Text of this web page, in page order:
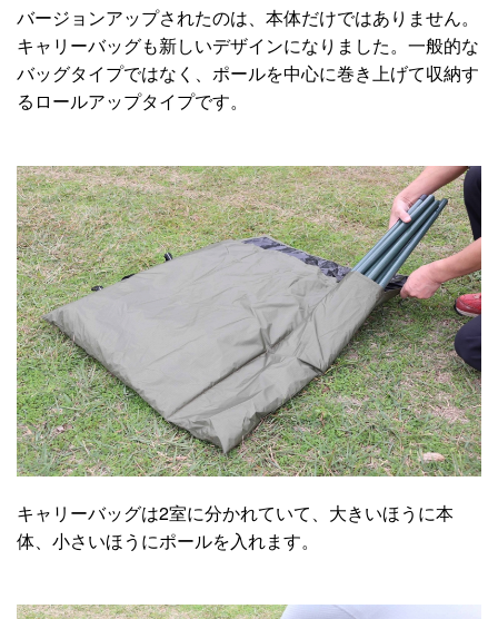
バージョンアップされたのは、本体だけではありません。
キャリーバッグも新しいデザインになりました。一般的な
バッグタイプではなく、ポールを中心に巻き上げて収納す
るロールアップタイプです。
キャリーバッグは2室に分かれていて、大きいほうに本
体、小さいほうにポールを入れます。